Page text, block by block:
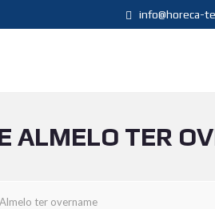
info@horeca-
ALMELO TER
ter overname